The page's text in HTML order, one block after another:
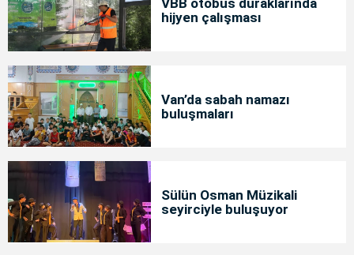
VBB otobüs duraklarında
hijyen çalışması
Van’da sabah namazı
buluşmaları
Sülün Osman Müzikali
seyirciyle buluşuyor